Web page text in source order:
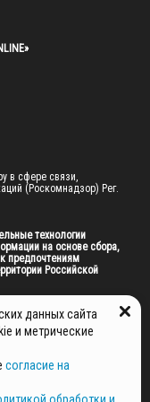
в сфере связи,
(Роскомнадзор) Рег.
технологии
на основе сбора,
предпочтениям
Российской
ГАУ МО "ЦИФРОВЫЕ
ДАННЫХ
данных сайта
и метрические
согласие на